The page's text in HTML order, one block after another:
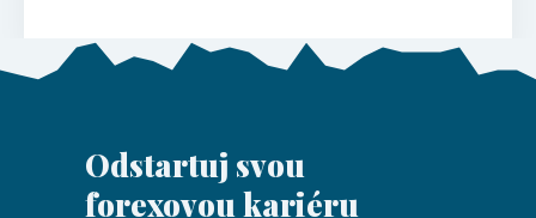
Odstartuj svou
forexovou kariéru